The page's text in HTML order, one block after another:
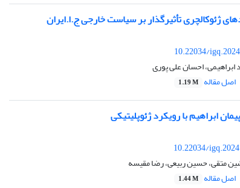
ژئوکالچری تأثیرگذار بر سیاست خارجی ج.ا.ایران
10.22034/
احسان علی پوری
اصل مقاله 1.19 M
ابراهیم با رویکرد ژئوپلیتیکی
10.22034/
متقی، حسین ربیعی، رضا مقیسه
اصل مقاله 1.44 M